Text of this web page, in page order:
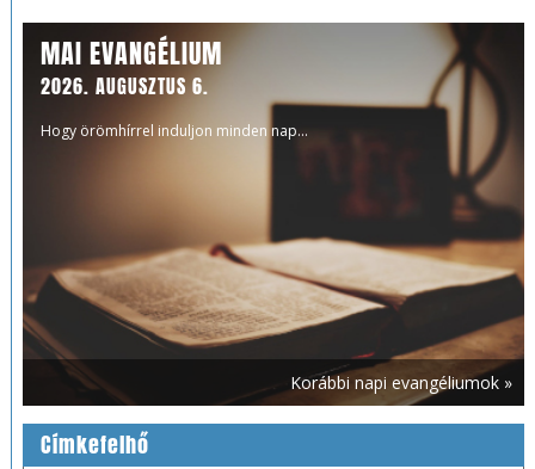
MAI EVANGÉLIUM
2026. AUGUSZTUS 6.
Hogy örömhírrel induljon minden nap...
Korábbi napi evangéliumok »
Címkefelhő